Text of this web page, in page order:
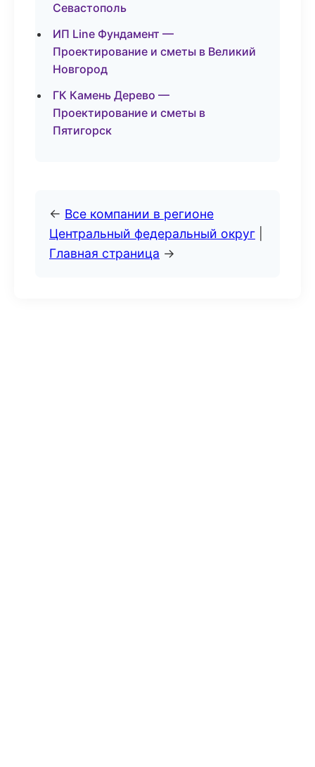
Севастополь
ИП Line Фундамент —
Проектирование и сметы в Великий
Новгород
ГК Камень Дерево —
Проектирование и сметы в
Пятигорск
← Все компании в регионе
Центральный федеральный округ
Главная страница →